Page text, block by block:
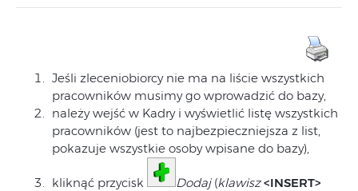
Jeśli zleceniobiorcy nie ma na liście wszystkich
pracowników musimy go wprowadzić do bazy,
należy wejść w Kadry i wyświetlić listę wszystkich
pracowników (jest to najbezpieczniejsza z list,
pokazuje wszystkie osoby wpisane do bazy),
kliknąć przycisk Dodaj(klawisz<INSERT>